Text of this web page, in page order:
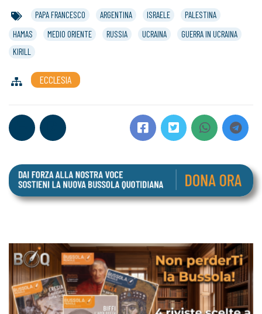
PAPA FRANCESCO ARGENTINA ISRAELE
PALESTINA
HAMAS
MEDIO ORIENTE RUSSIA UCRAINA
GUERRA IN UCRAINA
KIRILL
ECCLESIA